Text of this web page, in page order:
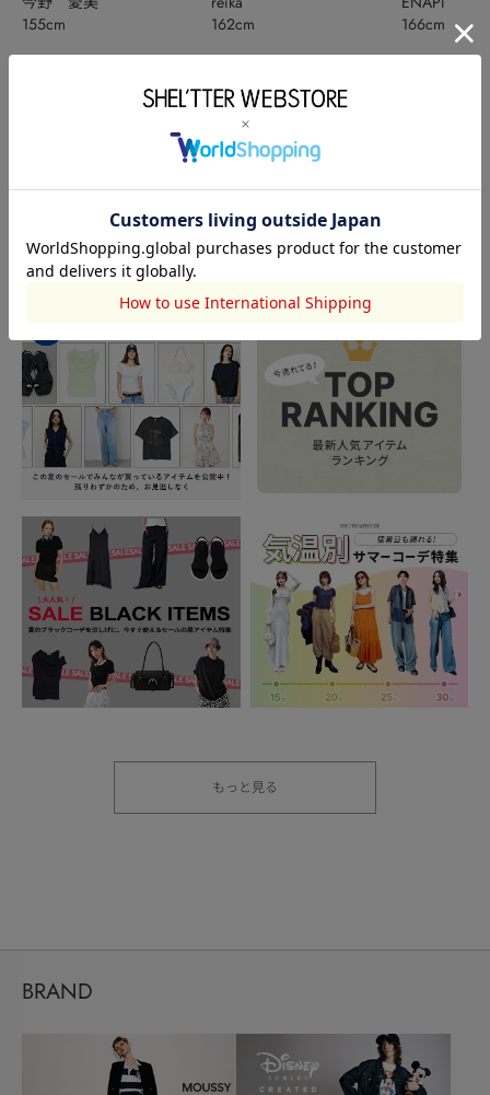
155cm
162cm
166cm
このアイテムを見た人がチェックしている商品
閲覧中カテゴリーのランキング
TOPICS
もっと見る
BRAND